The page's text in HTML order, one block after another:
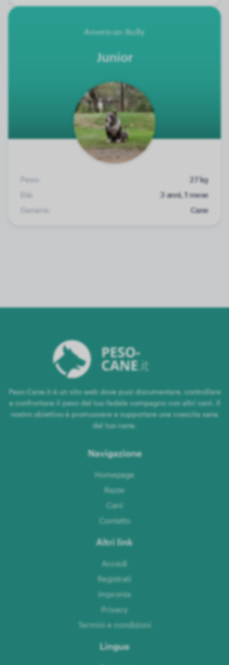
American Bully
Junior
Peso:
27 kg
Età:
3 anni, 1 mese
Genere:
Cane
Peso-Cane.it è un sito web dove puoi documentare, controllare
e confrontare il peso del tuo fedele compagno con altri cani. Il
nostro obiettivo è promuovere e supportare una crescita sana
del tuo cane.
Navigazione
Homepage
Razze
CanI
Contatto
Altri link
Accedi
Registrati
Impronta
Privacy
Termini e condizioni
Lingue